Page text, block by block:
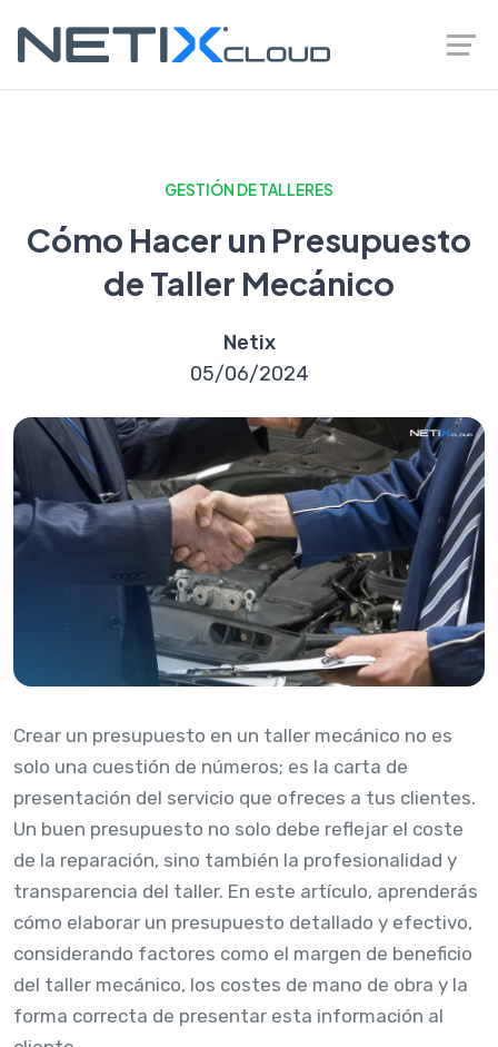
GESTIÓN DE TALLERES
Cómo Hacer un Presupuesto
de Taller Mecánico
Netix
05/06/2024
Crear un presupuesto en un taller mecánico no es
solo una cuestión de números; es la carta de
presentación del servicio que ofreces a tus clientes.
Un buen presupuesto no solo debe reflejar el coste
de la reparación, sino también la profesionalidad y
transparencia del taller. En este artículo, aprenderás
cómo elaborar un presupuesto detallado y efectivo,
considerando factores como el margen de beneficio
del taller mecánico, los costes de mano de obra y la
forma correcta de presentar esta información al